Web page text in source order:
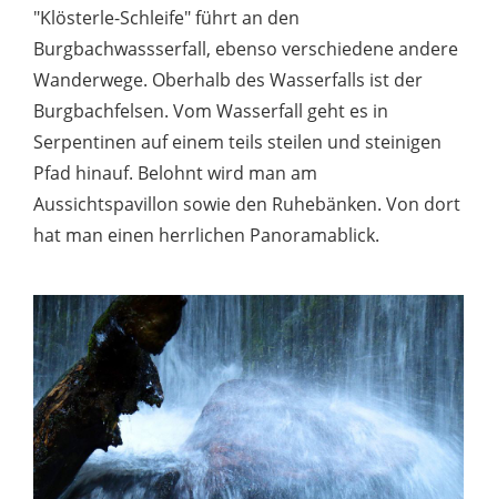
"Klösterle-Schleife" führt an den
Burgbachwassserfall, ebenso verschiedene andere
Wanderwege. Oberhalb des Wasserfalls ist der
Burgbachfelsen. Vom Wasserfall geht es in
Serpentinen auf einem teils steilen und steinigen
Pfad hinauf. Belohnt wird man am
Aussichtspavillon sowie den Ruhebänken. Von dort
hat man einen herrlichen Panoramablick.